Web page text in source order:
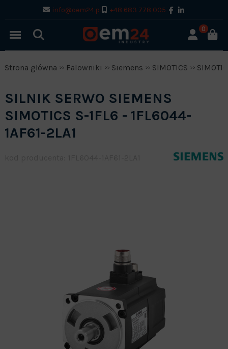
info@oem24.pl +48 683 778 005
0
Strona główna Falowniki Siemens SIMOTICS
SILNIK SERWO SIEMENS
SIMOTICS S-1FL6 - 1FL6044-
1AF61-2LA1